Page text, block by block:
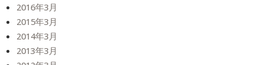
2016年3月
2015年3月
2014年3月
2013年3月